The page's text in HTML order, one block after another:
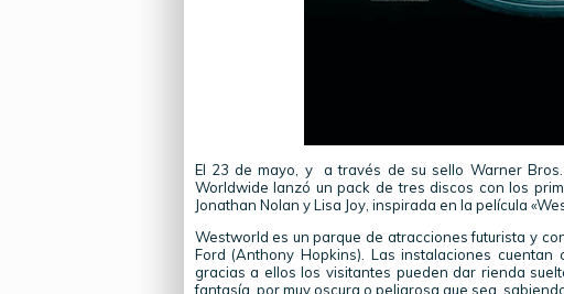
El 23 de mayo, y a través de su sello Warner
Worldwide lanzó un pack de tres discos con los
Jonathan Nolan y Lisa Joy, inspirada en la película
Westworld es un parque de atracciones futurista y
Ford (Anthony Hopkins). Las instalaciones
gracias a ellos los visitantes pueden dar rienda
fantasía, por muy oscura o peligrosa que sea,